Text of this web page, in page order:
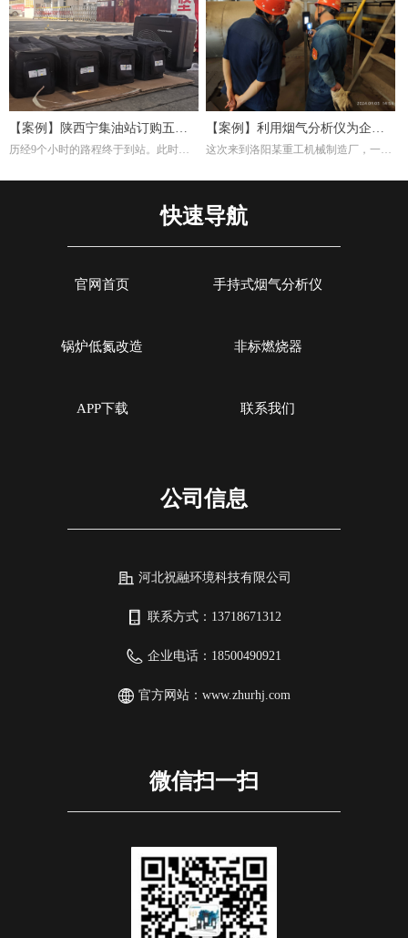
热，烟气分析仪能检测有害排放物(如
NOₓ、CO)，确保符合环保标准，同时
优化燃烧效率。通过分析烟气成分，可
间接推断淬火过程的稳定性。例如，异
常的CO浓度可能反映加热不均，影响
材料硬度均匀性。
济型Si-CA030烟气分析仪。此款烟气分
析仪包含O2,CO两个气体传感器，能够
准确测量烟气中的氧气含量。
【案例】陕西宁集油站订购五台
烟气分析仪
历经9个小时的路程终于到站。此时，
次任务不单单是交付仪器，另外培训如
【案例】利用烟气分析仪为企业
调试燃烧效率
这次来到洛阳某重工机械制造厂，一是
帮助工厂现场调试煅烧热处理炉的燃烧
是注重，而节能减排重要一环就是提高
析仪来这里，并且为工厂解决这方面问
官网首页 手持式烟气分析仪
APP下载
非标燃烧器
锅炉低氮改造
联系我们
快速导航
河北祝融环境科技有限公司
联系方式： 13718671312
企业电话： 18500490921
官方网站： www.zhurhj.com
公司信息
微信扫一扫